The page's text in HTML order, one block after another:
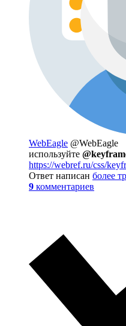
WebEagle @WebEagle
используйте
https://webref.ru/css/
Ответ написан более
9 комментариев